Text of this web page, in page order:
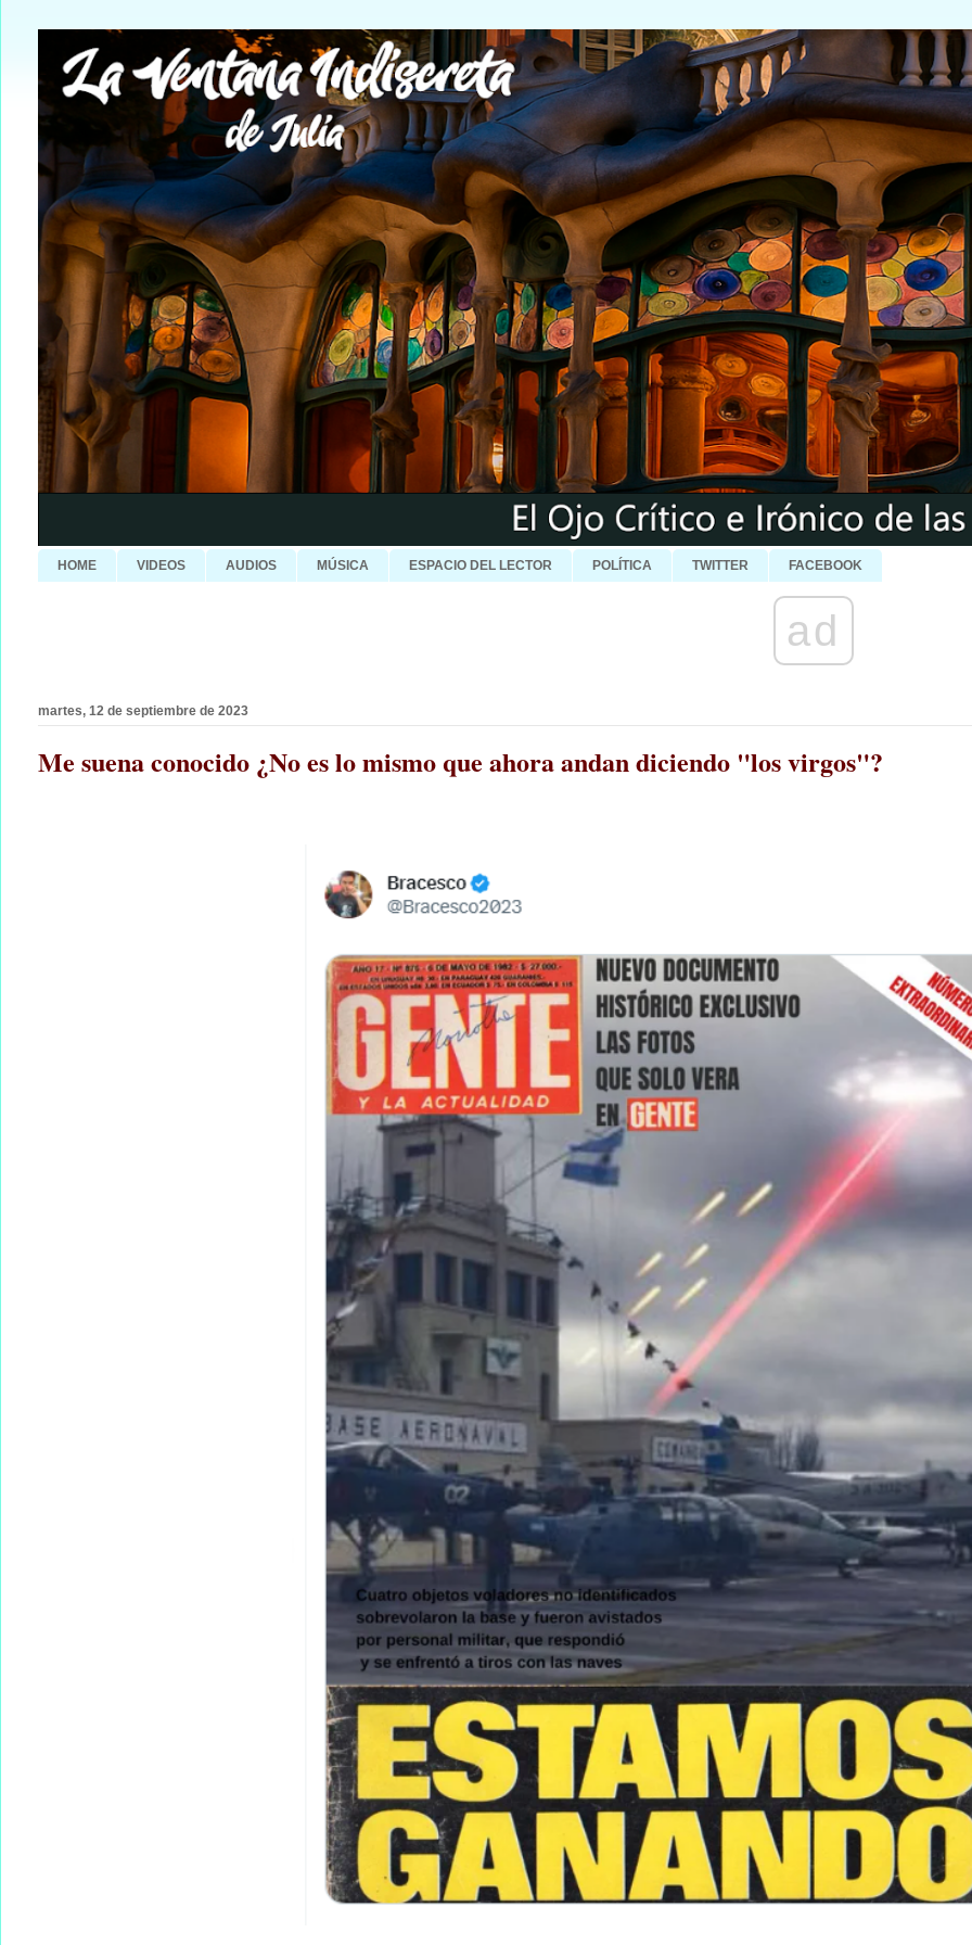
HOME VIDEOS AUDIOS MÚSICA ESPACIO DEL LECTOR POLÍTICA TWITTER FACEBOOK
ad
martes, 12 de septiembre de 2023
Me suena conocido ¿No es lo mismo que ahora andan diciendo "los virgos"?